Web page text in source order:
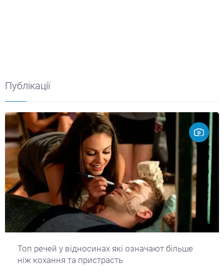
Публікації
Топ речей у відносинах які означают більше
ніж кохання та пристрасть